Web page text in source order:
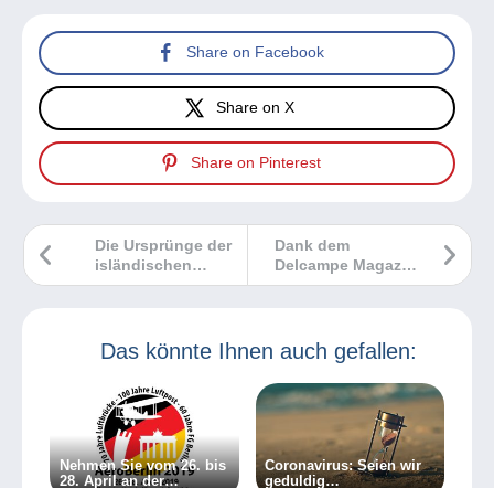
Share on Facebook
Share on X
Share on Pinterest
Dank dem
Delcampe Magazin
ist jetzt schon
Die Ursprünge der
isländischen
Philatelie
Das könnte Ihnen auch gefallen:
Nehmen Sie vom 26. bis
28. April an der
Coronavirus: Seien wir
geduldig…